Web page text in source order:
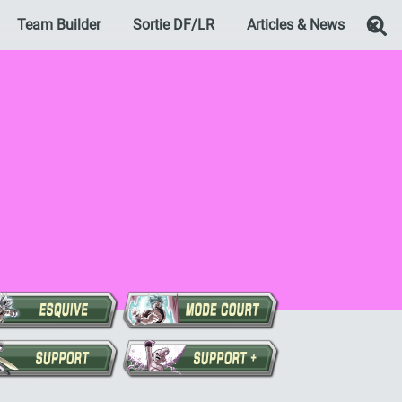
Team Builder Sortie DF/LR Articles & News